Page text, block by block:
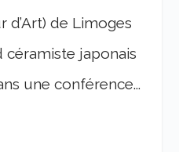
d’Art) de Limoges
céramiste japonais
une conférence...